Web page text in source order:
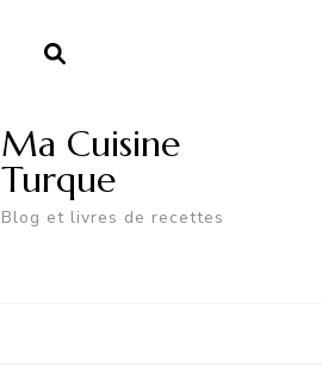
Ma Cuisine
Turque
Blog et livres de recettes